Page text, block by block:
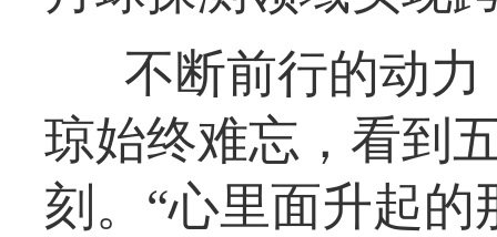
不断前行的动
琼始终难忘，看到
刻。“心里面升起